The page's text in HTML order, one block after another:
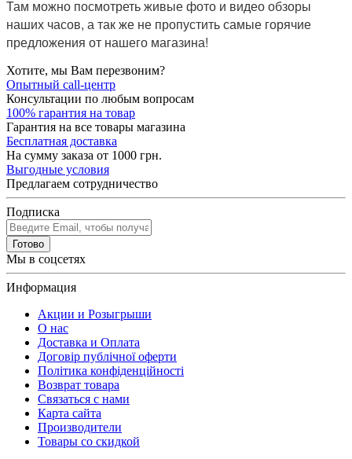
Там можно посмотреть живые фото и видео обзоры
наших часов, а так же не пропустить самые горячие
предложения от нашего магазина!
Хотите, мы Вам перезвоним?
Опытный call-центр
Консультации по любым вопросам
100% гарантия на товар
Гарантия на все товары магазина
Бесплатная доставка
На сумму заказа от 1000 грн.
Выгодные условия
Предлагаем сотрудничество
Подписка
Готово
Мы в соцсетях
Информация
Акции и Розыгрыши
О нас
Доставка и Оплата
Договір публічної оферти
Політика конфіденційності
Возврат товара
Связаться с нами
Карта сайта
Производители
Товары со скидкой